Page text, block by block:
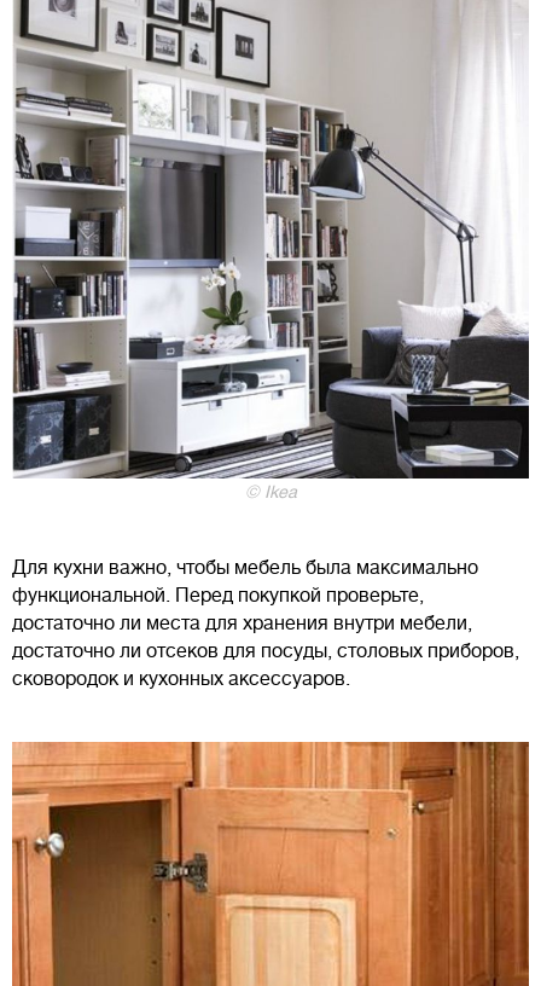
© Ikea
Для кухни важно, чтобы мебель была максимально
функциональной. Перед покупкой проверьте,
достаточно ли места для хранения внутри мебели,
достаточно ли отсеков для посуды, столовых приборов,
сковородок и кухонных аксессуаров.